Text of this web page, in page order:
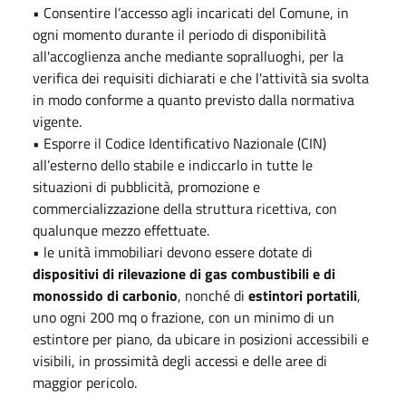
• Consentire l’accesso agli incaricati del Comune, in
ogni momento durante il periodo di disponibilità
all'accoglienza anche mediante sopralluoghi, per la
verifica dei requisiti dichiarati e che l'attività sia svolta
in modo conforme a quanto previsto dalla normativa
vigente.
• Esporre il Codice Identificativo Nazionale (CIN)
all’esterno dello stabile e indiccarlo in tutte le
situazioni di pubblicità, promozione e
commercializzazione della struttura ricettiva, con
qualunque mezzo effettuate.
• le unità immobiliari devono essere dotate di
dispositivi di rilevazione di gas combustibili e di
monossido di carbonio, nonché di estintori portatili,
uno ogni 200 mq o frazione, con un minimo di un
estintore per piano, da ubicare in posizioni accessibili e
visibili, in prossimità degli accessi e delle aree di
maggior pericolo.